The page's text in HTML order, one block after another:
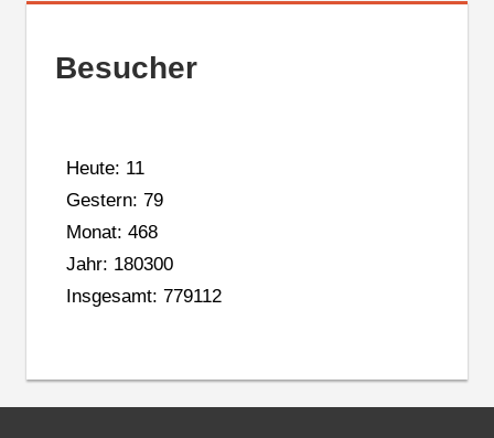
Besucher
Heute: 11
Gestern: 79
Monat: 468
Jahr: 180300
Insgesamt: 779112